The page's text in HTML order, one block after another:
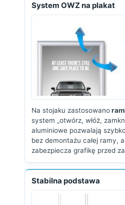
System OWZ na plakat
Na stojaku zastosowano
system „otwórz, włóż,
aluminiowe pozwalają
bez demontażu całej ramy,
zabezpiecza grafikę przed
Stabilna podstawa